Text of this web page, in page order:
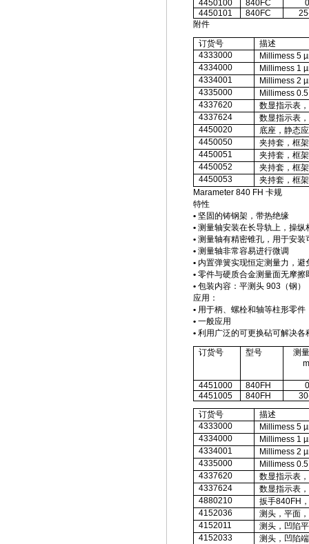
4450100 840FC
4450101
840FC
附件
订货号
描述
4333000
Millimess 5
4334000
Millimess 1
4334001
Millimess 2
4335000
Millimess
4337620
数显指示表，
4337624
数显指示表，
4450020
底座，静态
4450050
夹持套，框
4450051
夹持套，框
4450052
夹持套，框
4450053
夹持套，框
Marameter 840 FH 卡规
特性
• 坚固的铸钢架，带热绝缘
• 测量轴安装在长导轨上，操纵
• 测量轴有精密锥孔，用于安装
• 测量轴非常容易进行微调
• 内置弹簧实现恒定测量力，避
• 零件与硬质合金测量面无摩擦
• 包装内容：平测头903（钢）
应用：
• 用于柄、螺栓和轴等柱形零件
• 一般应用
• 利用广泛的可更换砧可解决各
订货号
型号
测
4451000 840FH
4451005
840FH
订货号
描述
4333000
Millimess 5
4334000
Millimess 1
4334001
Millimess 2
4335000
Millimess
4337620
数显指示表，
4337624
数显指示表，
4880210
扳手840FH
4152036
测头，平面
4152011
测头，凹陷
4152033
测头，凹陷